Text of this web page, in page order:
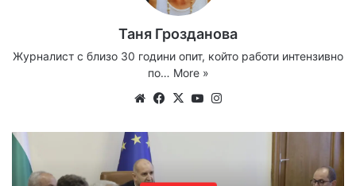
Таня Грозданова
Журналист с близо 30 години опит, който работи интензивно
по… More »
WebsiteFacebook
X YouTube